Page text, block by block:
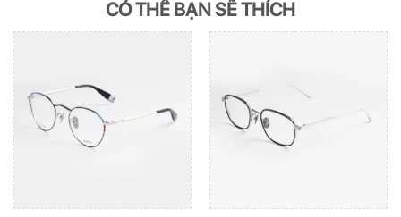
CÓ THỂ BẠN SẼ THÍCH